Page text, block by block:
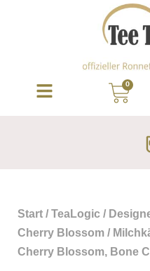
0
Start / TeaLogic /
Cherry Blossom /
Cherry Blossom, Bone